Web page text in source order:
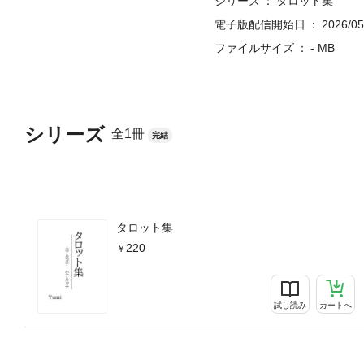
シリーズ 全1冊 完結
タロット集
220
試し読み カートへ
電子版配信開始日
2026/
ファイルサイズ
- MB